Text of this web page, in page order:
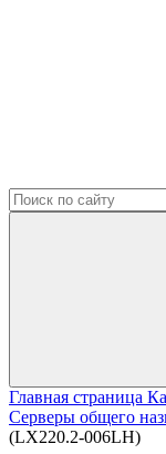
Главная страница
Серверы общего
(LX220.2-006LH)